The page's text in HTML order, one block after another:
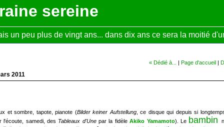
sereine
un peu plus de vingt ans... dans dix ans ce sera la moitié
« Dédié à... | Page d'accueil|
2011
et sombre, tapote, pianote (Bilder keiner Aufstellung, ce disque qui depuis si
l'écoute, samedi, des Tableaux d'Unepar la fidèleAkiko Yamamoto). Le bambin